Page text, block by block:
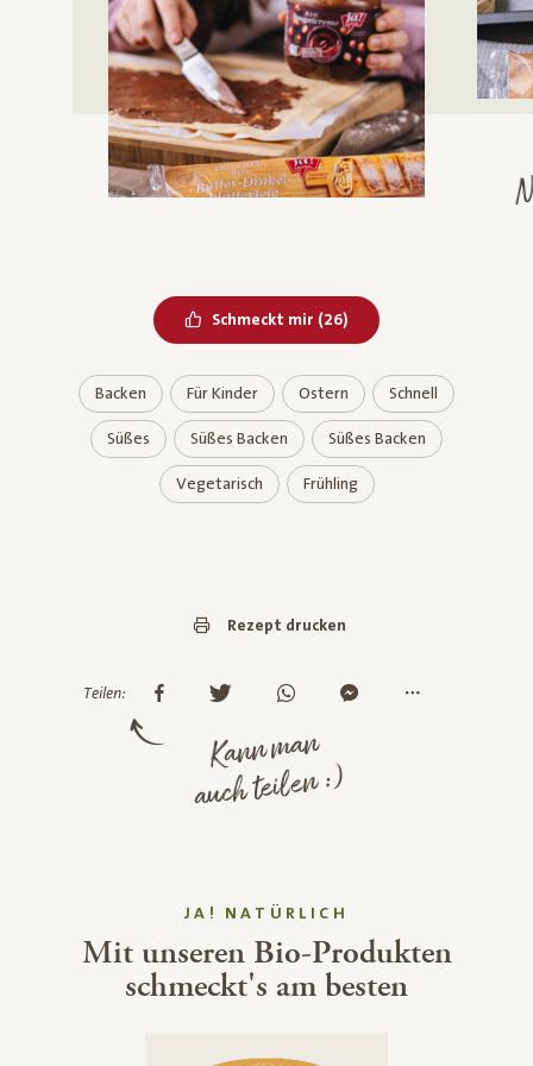
Schmeckt mir Bereits geliked
(26)
Backen Für Kinder Ostern Schnell
Süßes Süßes Backen Süßes Backen
Vegetarisch Frühling
Rezept drucken
Teilen:
Kann man
auch teilen :)
JA! NATÜRLICH
Mit unseren Bio-Produkten
schmeckt's am besten